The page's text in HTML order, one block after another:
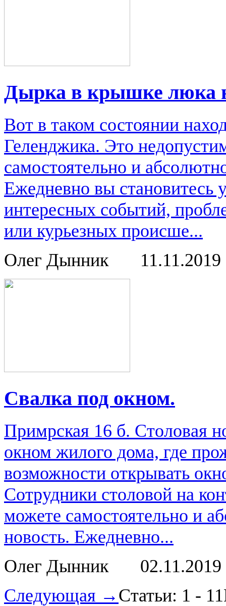
Дырка в крышке люка
Вот в таком состоянии
Геленджика. Это
самостоятельно и
Ежедневно вы становитесь
интересных событий,
или курьезных происше...
Олег Дынник
11.11.2019
Свалка под окном.
Примрская 16 б. Столовая
окном жилого дома, где
возможности открывать
Сотрудники столовой на
можете самостоятельно и
новость. Ежедневно...
Олег Дынник
02.11.2019
Следующая → Статьи: 1 - 11